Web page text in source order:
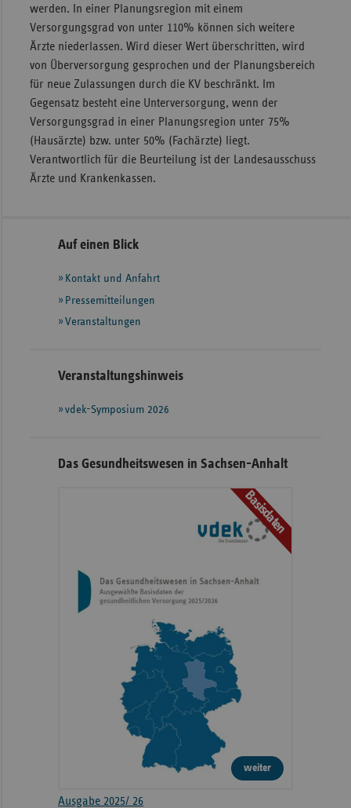
werden. In einer Planungsregion mit einem
Versorgungsgrad von unter 110% können sich weitere
Ärzte niederlassen. Wird dieser Wert überschritten, wird
von Überversorgung gesprochen und der Planungsbereich
für neue Zulassungen durch die KV beschränkt. Im
Gegensatz besteht eine Unterversorgung, wenn der
Versorgungsgrad in einer Planungsregion unter 75%
(Hausärzte) bzw. unter 50% (Fachärzte) liegt.
Verantwortlich für die Beurteilung ist der Landesausschuss
Ärzte und Krankenkassen.
Seitennavigation
Seitenleiste
weiteren
Informationen
Auf einen Blick
Kontakt und Anfahrt
Pressemitteilungen
Veranstaltungen
Veranstaltungshinweis
vdek-Symposium 2026
Das Gesundheitswesen in Sachsen-Anhalt
Basisdaten
weiter
Ausgabe 2025/ 26